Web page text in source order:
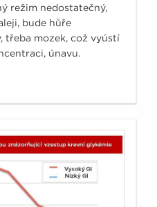
režim nedostatečný,
bude hůře
třeba mozek, což vyústí
únavu.